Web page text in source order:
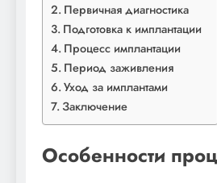
Первичная диагностика
Подготовка к имплантации
Процесс имплантации
Период заживления
Уход за имплантами
Заключение
Особенности